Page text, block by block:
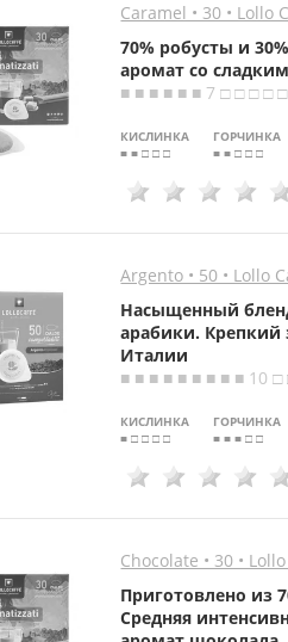
Caramel • 30 • Lollo
70% робусты и
аромат со
■ ■ ■ ■ ■ ■ 7 □ □ □ □
КИСЛИНКА
■ ■ □ □ □
ГОРЧИНКА
■ ■ □ □ □
Argento • 50 • Lollo
Насыщенный
арабики. Крепкий
Италии
■ ■ ■ ■ ■ ■ ■ ■ ■ 10 □
КИСЛИНКА
■ □ □ □ □
ГОРЧИНКА
■ ■ ■ □ □
Chocolate • 30 •
Приготовлено из
Средняя